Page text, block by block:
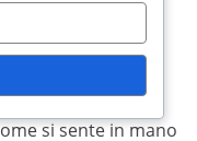
e della
si sente in mano